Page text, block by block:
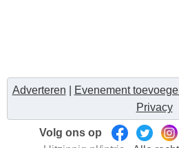
Adverteren Evenement
Privacy
Volg ons op